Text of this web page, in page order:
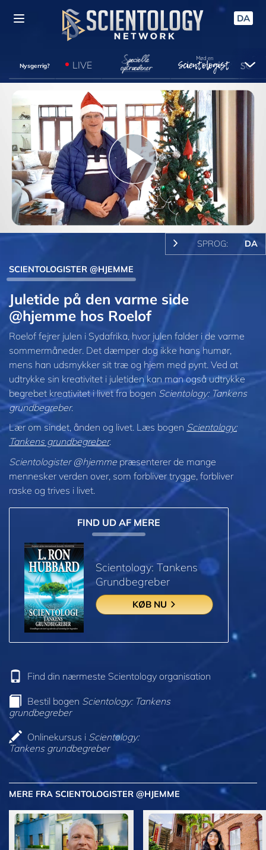
DA
Nysgerrig? LIVE
Play
Video
SPROG: DA
SCIENTOLOGISTER @HJEMME
Juletide på den varme side
@hjemme hos Roelof
Roelof fejrer julen i Sydafrika, hvor julen falder i de varme
sommermåneder. Det dæmper dog ikke hans humør,
mens han udsmykker sit træ og hjem med pynt. Ved at
udtrykke sin kreativitet i juletiden kan man også udtrykke
begrebet kreativitet i livet fra bogen Scientology: Tankens
grundbegreber.
Lær om sindet, ånden og livet. Læs bogen Scientology:
Tankens grundbegreber.
Scientologister @hjemmepræsenterer de mange
mennesker verden over, som forbliver trygge, forbliver
raske og trives i livet.
FIND UD AF MERE
Scientology: Tankens
Grundbegreber
KØB NU
Find din nærmeste Scientology organisation
Bestil bogen Scientology: Tankens
grundbegreber
Onlinekursus i Scientology:
Tankens grundbegreber
MERE FRA SCIENTOLOGISTER @HJEMME